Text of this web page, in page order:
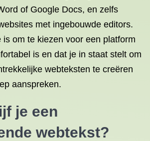
of Google Docs, en zelfs
met ingebouwde editors.
is om te kiezen voor een platform
is en dat je in staat stelt om
webteksten te creëren
aanspreken.
je een
webtekst?